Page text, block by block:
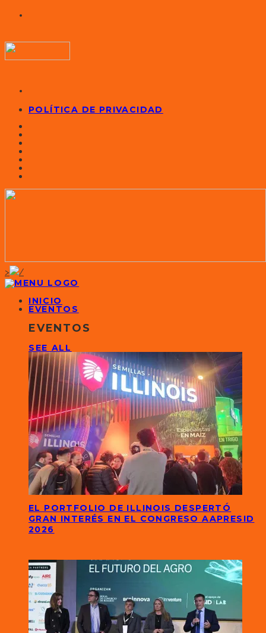
POLÍTICA DE PRIVACIDAD
>
INICIO
EVENTOS
EVENTOS
SEE ALL
EL PORTFOLIO DE ILLINOIS DESPERTÓ
GRAN INTERÉS EN EL CONGRESO AAPRESID
2026